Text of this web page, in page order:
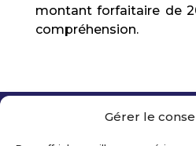
Gérer le
montant forfaitaire de
compréhension.